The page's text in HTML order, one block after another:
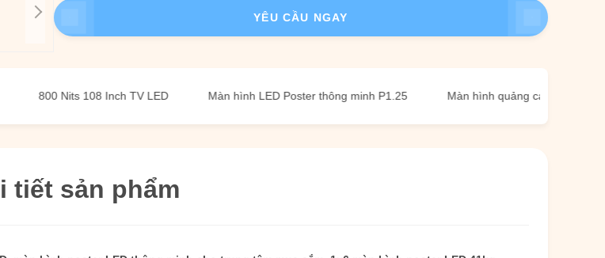
YÊU CẦU NGAY
800 Nits 108 Inch TV LED Màn hình LED Poster thông minh P1.25 Màn hình quảng cáo LED thông minh
tiết sản phẩm